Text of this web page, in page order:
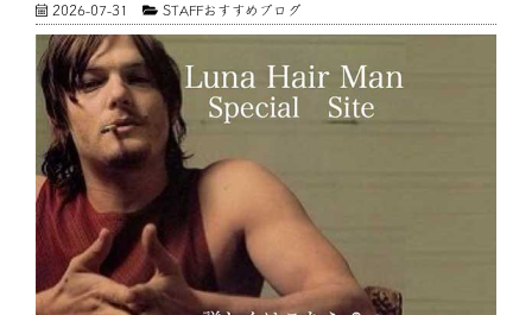
2026-07-31 STAFFおすすめブログ